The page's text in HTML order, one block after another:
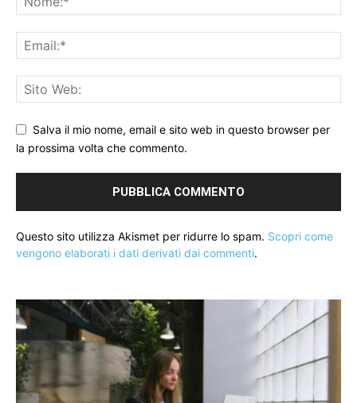
Salva il mio nome, email e sito web in questo browser per
la prossima volta che commento.
Questo sito utilizza Akismet per ridurre lo spam. Scopri come
vengono elaborati i dati derivati dai commenti.